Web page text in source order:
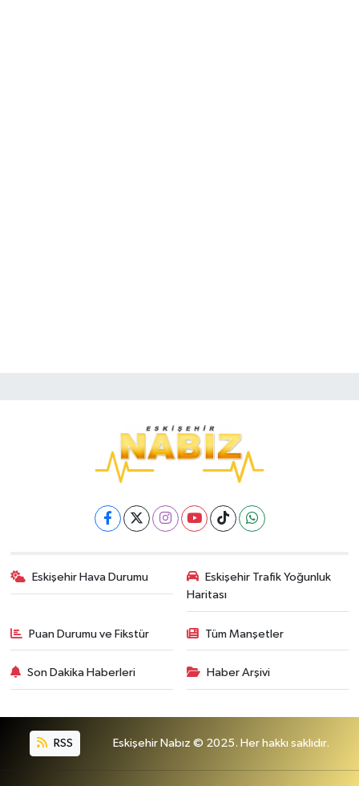
Eskişehir Hava Durumu
Eskişehir Trafik Yoğunluk
Haritası
Puan Durumu ve Fikstür Tüm Manşetler
Son Dakika Haberleri Haber Arşivi
RSS Eskişehir Nabız © 2025. Her hakkı saklıdır.